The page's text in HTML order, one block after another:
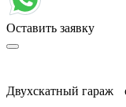
Оставить заявку
Двухскатный гараж